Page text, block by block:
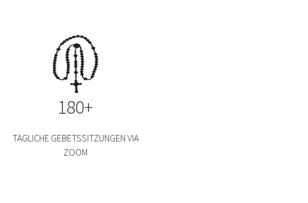
180+
TÄGLICHE GEBETSSITZUNGEN VIA
ZOOM